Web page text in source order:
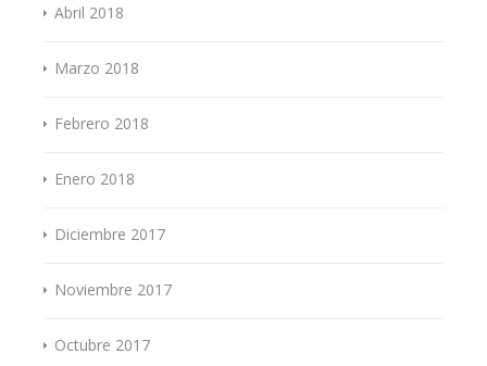
Abril 2018
Marzo 2018
Febrero 2018
Enero 2018
Diciembre 2017
Noviembre 2017
Octubre 2017